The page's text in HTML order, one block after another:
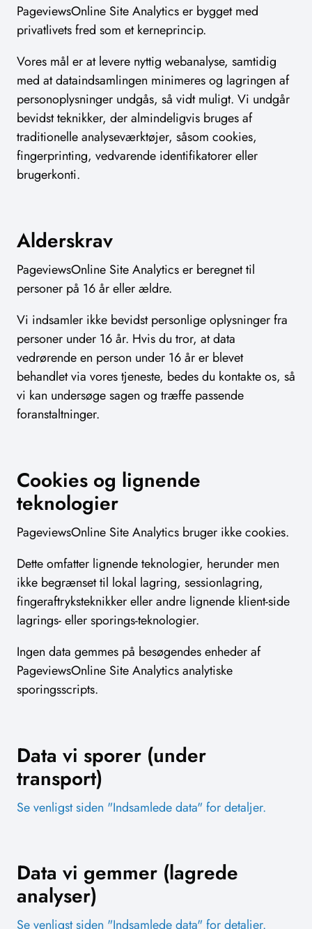
PageviewsOnline Site Analytics er bygget med
privatlivets fred som et kerneprincip.
Vores mål er at levere nyttig webanalyse, samtidig
med at dataindsamlingen minimeres og lagringen af
personoplysninger undgås, så vidt muligt. Vi undgår
bevidst teknikker, der almindeligvis bruges af
traditionelle analyseværktøjer, såsom cookies,
fingerprinting, vedvarende identifikatorer eller
brugerkonti.
Alderskrav
PageviewsOnline Site Analytics er beregnet til
personer på 16 år eller ældre.
Vi indsamler ikke bevidst personlige oplysninger fra
personer under 16 år. Hvis du tror, at data
vedrørende en person under 16 år er blevet
behandlet via vores tjeneste, bedes du kontakte os, så
vi kan undersøge sagen og træffe passende
foranstaltninger.
Cookies og lignende
teknologier
PageviewsOnline Site Analytics bruger ikke cookies.
Dette omfatter lignende teknologier, herunder men
ikke begrænset til lokal lagring, sessionlagring,
fingeraftryksteknikker eller andre lignende klient-side
lagrings- eller sporings-teknologier.
Ingen data gemmes på besøgendes enheder af
PageviewsOnline Site Analytics analytiske
sporingsscripts.
Data vi sporer (under
transport)
Se venligst siden "Indsamlede data" for detaljer.
Data vi gemmer (lagrede
analyser)
Se venligst siden "Indsamlede data" for detaljer.